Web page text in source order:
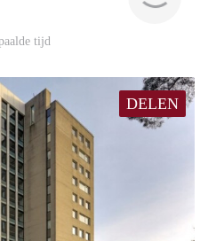
tijd
DELEN